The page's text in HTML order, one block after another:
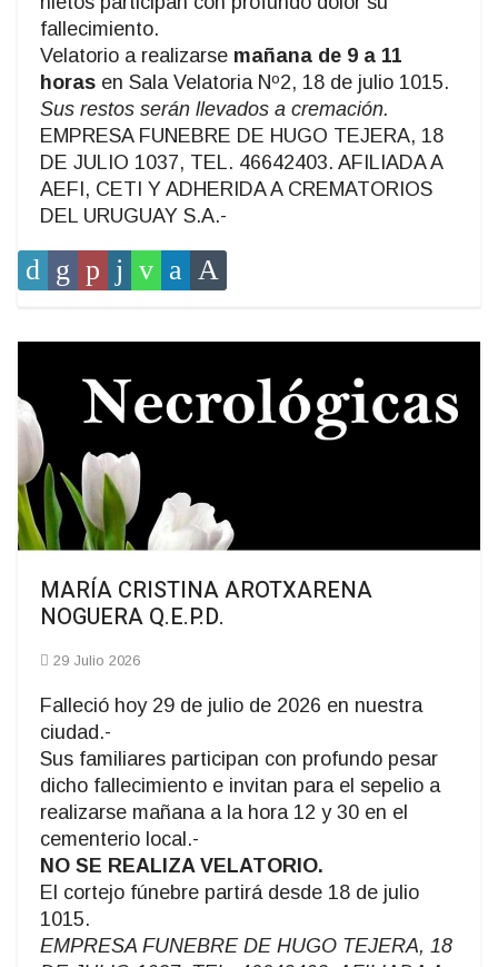
fallecimiento.
Velatorio a realizarse mañana de 9 a 11
horas en Sala Velatoria Nº2, 18 de julio 1015.
Sus restos serán llevados a cremación.
EMPRESA FUNEBRE DE HUGO TEJERA, 18
DE JULIO 1037, TEL. 46642403. AFILIADA A
AEFI, CETI Y ADHERIDA A CREMATORIOS
DEL URUGUAY S.A.-
MARÍA CRISTINA AROTXARENA
NOGUERA Q.E.P.D.
29 Julio 2026
Falleció hoy 29 de julio de 2026 en nuestra
ciudad.-
Sus familiares participan con profundo pesar
dicho fallecimiento e invitan para el sepelio a
realizarse mañana a la hora 12 y 30 en el
cementerio local.-
NO SE REALIZA VELATORIO.
El cortejo fúnebre partirá desde 18 de julio
1015.
EMPRESA FUNEBRE DE HUGO TEJERA, 18